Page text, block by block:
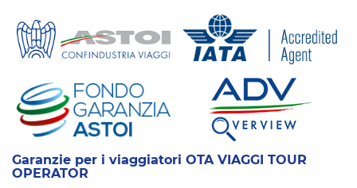
Garanzie per i viaggiatori OTA VIAGGI TOUR
OPERATOR